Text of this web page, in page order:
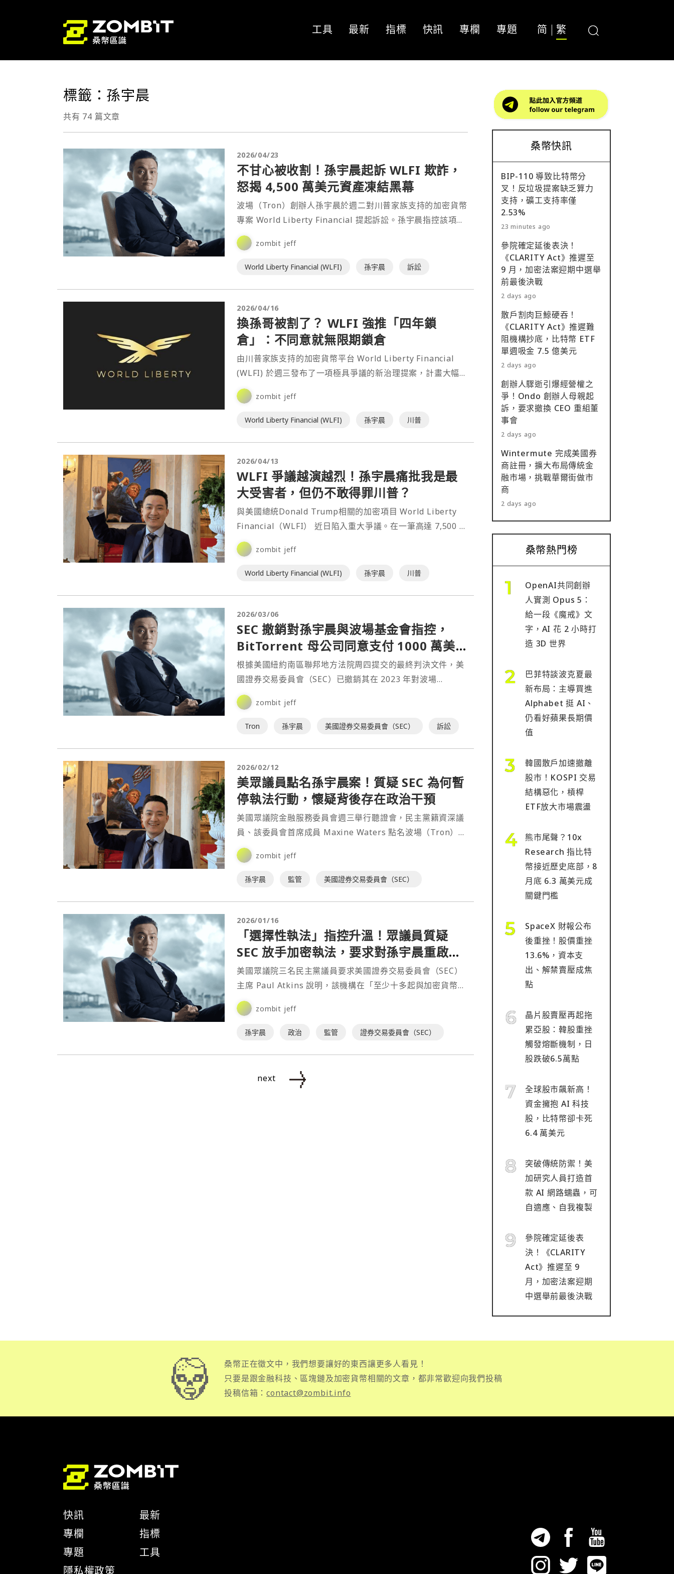
工具 最新 指標 快訊 專欄 專題 简 繁
標籤：孫宇晨
共有 74 篇文章
2026/04/23
不甘心被收割！孫宇晨起訴 WLFI 欺詐，
怒揭 4,500 萬美元資產凍結黑幕
波場（Tron）創辦人孫宇晨於週二對川普家族支持的加密貨幣
專案 World Liberty Financial 提起訴訟。孫宇晨指控該項目
不公平地凍結了他持有的 $⋯
zombit jeff
World Liberty Financial (WLFI) 孫宇晨 訴訟
2026/04/16
換孫哥被割了？ WLFI 強推「四年鎖
倉」：不同意就無限期鎖倉
由川普家族支持的加密貨幣平台 World Liberty Financial
(WLFI) 於週三發布了一項極具爭議的新治理提案，計畫大幅
延長早期投資者的代幣鎖定期⋯
zombit jeff
World Liberty Financial (WLFI) 孫宇晨 川普
2026/04/13
WLFI 爭議越演越烈！孫宇晨痛批我是最
大受害者，但仍不敢得罪川普？
與美國總統Donald Trump相關的加密項目 World Liberty
Financial（WLFI） 近日陷入重大爭議。在一筆高達 7,500 萬
美元的 D⋯
zombit jeff
World Liberty Financial (WLFI) 孫宇晨 川普
2026/03/06
SEC 撤銷對孫宇晨與波場基金會指控，
BitTorrent 母公司同意支付 1000 萬美元
罰款
根據美國紐約南區聯邦地方法院周四提交的最終判決文件，美
國證券交易委員會（SEC）已撤銷其在 2023 年對波場
（Tron）創辦人孫宇晨（Justin Sun）、Tr⋯
zombit jeff
Tron 孫宇晨 美國證券交易委員會（SEC） 訴訟
2026/02/12
美眾議員點名孫宇晨案！質疑 SEC 為何暫
停執法行動，懷疑背後存在政治干預
美國眾議院金融服務委員會週三舉行聽證會，民主黨籍資深議
員、該委員會首席成員 Maxine Waters 點名波場（Tron）創
辦人孫宇晨案件，公開質疑美國證券交易委⋯
zombit jeff
孫宇晨 監管 美國證券交易委員會（SEC）
2026/01/16
「選擇性執法」指控升溫！眾議員質疑
SEC 放手加密執法，要求對孫宇晨重啟調
查
美國眾議院三名民主黨議員要求美國證券交易委員會（SEC）
主席 Paul Atkins 說明，該機構在「至少十多起與加密貨幣相
關的案件」中，選擇結案或撤回執法行動的相關決策過程，其
中包括針對 Tron 創辦人孫宇晨（Justin Sun） 的案件。⋯
zombit jeff
孫宇晨 政治 監管 證券交易委員會（SEC）
next
桑幣快訊
BIP-110 導致比特幣分
叉！反垃圾提案缺乏算力
支持，礦工支持率僅
2.53%
23 minutes ago
參院確定延後表決！
《CLARITY Act》推遲至
9 月，加密法案迎期中選舉
前最後決戰
2 days ago
散戶割肉巨鯨硬吞！
《CLARITY Act》推遲難
阻機構抄底，比特幣 ETF
單週吸金 7.5 億美元
2 days ago
創辦人驟逝引爆經營權之
爭！Ondo 創辦人母親起
訴，要求撤換 CEO 重組董
事會
2 days ago
Wintermute 完成美國券
商註冊，擴大布局傳統金
融市場，挑戰華爾街做市
商
2 days ago
桑幣熱門榜
OpenAI共同創辦
人實測 Opus 5：
給一段《魔戒》文
字，AI 花 2 小時打
造 3D 世界
巴菲特談波克夏最
新布局：主導買進
Alphabet 挺 AI、
仍看好蘋果長期價
值
韓國散戶加速撤離
股市！KOSPI 交易
結構惡化，槓桿
ETF放大市場震盪
熊市尾聲？10x
Research 指比特
幣接近歷史底部，8
月底 6.3 萬美元成
關鍵門檻
SpaceX 財報公布
後重挫！股價重挫
13.6%，資本支
出、解禁賣壓成焦
點
晶片股賣壓再起拖
累亞股：韓股重挫
觸發熔斷機制，日
股跌破6.5萬點
全球股市飆新高！
資金擁抱 AI 科技
股，比特幣卻卡死
6.4 萬美元
突破傳統防禦！美
加研究人員打造首
款 AI 網路蠕蟲，可
自適應、自我複製
參院確定延後表
決！《CLARITY
Act》推遲至 9
月，加密法案迎期
中選舉前最後決戰
桑幣正在徵文中，我們想要讓好的東西讓更多人看見！
只要是跟金融科技、區塊鏈及加密貨幣相關的文章，都非常歡迎向我們投稿
投稿信箱：contact@zombit.info
快訊
專欄
專題
隱私權政策
最新
指標
工具